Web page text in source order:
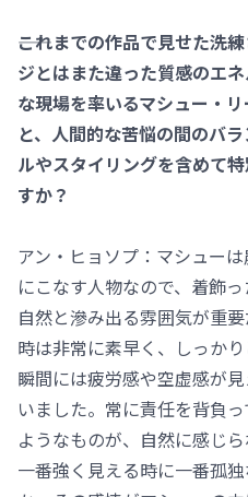
――これまでの作品で見せた洗
ジとはまた違った質感のエ
な現場を率いるマシュー・
と、人間的な苦悩の間のバ
ルやスタイリングを含めて
すか？
アン・ヒョソプ：マシュー
にこなす人物なので、着飾
自然と滲み出る雰囲気が重
時は非常に素早く、しっか
瞬間には疲労感や空虚感が
いました。常に責任を背負
ようなものが、自然に感じ
一番強く見える時に一番孤